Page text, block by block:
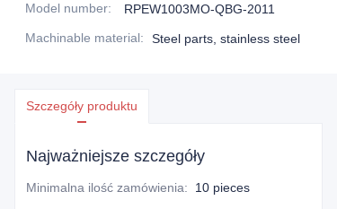
Model number:
RPEW1003MO-QBG-2011
Machinable material: Steel parts, stainless steel
Szczegóły produktu
Najważniejsze szczegóły
Minimalna ilość zamówienia: 10 pieces